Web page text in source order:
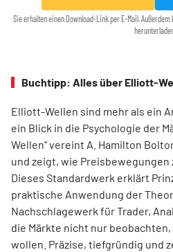
Sie erhalten einen Download-Link per E-Mail.
Buchtipp: Alles über Elliott-
Elliott-Wellen sind mehr als ein
ein Blick in die Psychologie der
Wellen“ vereint A. Hamilton
und zeigt, wie Preisbewegungen
Dieses Standardwerk erklärt
praktische Anwendung der
Nachschlagewerk für Trader,
die Märkte nicht nur
wollen. Präzise, tiefgründig und